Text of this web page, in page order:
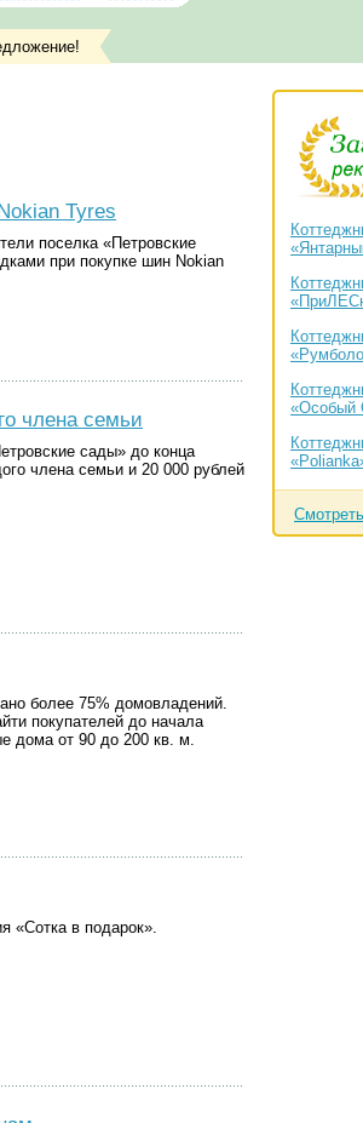
Tyres
поселка «Петровские
при покупке шин Nokian
члена семьи
сады» до конца
члена семьи и 20 000 рублей
более 75% домовладений.
покупателей до начала
дома от 90 до 200 кв. м.
«Сотка в подарок».
«Особый